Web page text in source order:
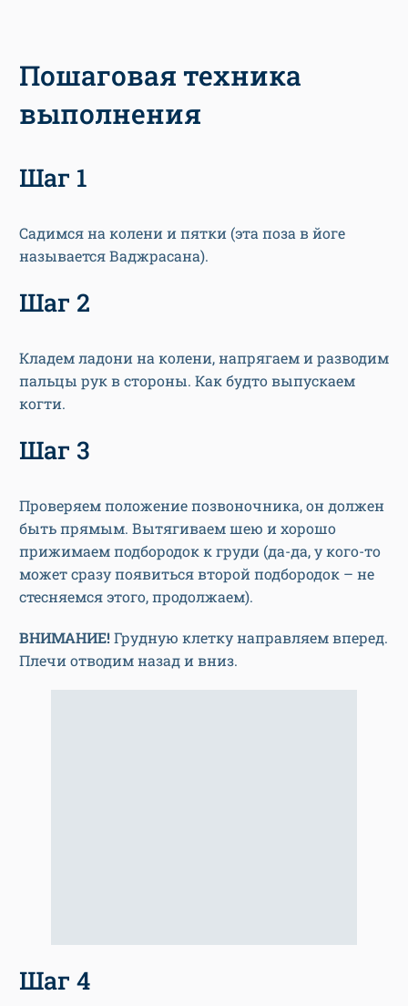
Пошаговая техника
выполнения
Шаг 1
Садимся на колени и пятки (эта поза в йоге
называется Ваджрасана).
Шаг 2
Кладем ладони на колени, напрягаем и разводим
пальцы рук в стороны. Как будто выпускаем
когти.
Шаг 3
Проверяем положение позвоночника, он должен
быть прямым. Вытягиваем шею и хорошо
прижимаем подбородок к груди (да-да, у кого-то
может сразу появиться второй подбородок – не
стесняемся этого, продолжаем).
ВНИМАНИЕ! Грудную клетку направляем вперед.
Плечи отводим назад и вниз.
Шаг 4